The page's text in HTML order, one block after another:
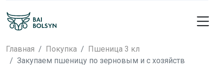
Главная Покупка
Пшеница 3 кл
Закупаем пшеницу по зерновым и с хозяйств